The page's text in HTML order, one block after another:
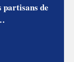
partisans de